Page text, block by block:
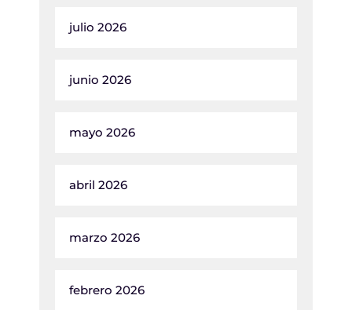
julio 2026
junio 2026
mayo 2026
abril 2026
marzo 2026
febrero 2026